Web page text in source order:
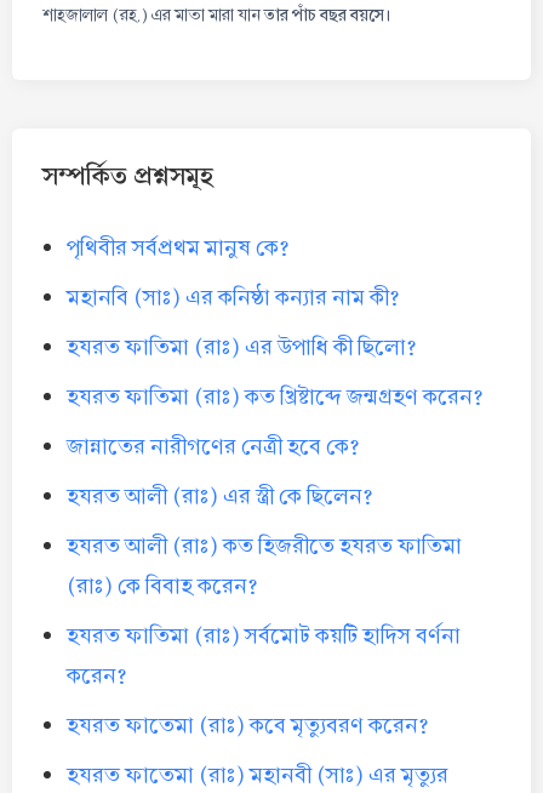
শাহজালাল (রহ.) এর মাতা মারা যানতার পাঁচ বছর বয়সে।
সম্পর্কিত প্রশ্নসমূহ
পৃথিবীর সর্বপ্রথম মানুষ কে?
মহানবি (সাঃ) এর কনিষ্ঠা কন্যার নাম কী?
হযরত ফাতিমা (রাঃ) এর উপাধি কী ছিলো?
হযরত ফাতিমা (রাঃ) কত খ্রিষ্টাব্দে জন্মগ্রহণ করেন?
জান্নাতের নারীগণের নেত্রী হবে কে?
হযরত আলী (রাঃ) এর স্ত্রী কে ছিলেন?
হযরত আলী (রাঃ) কত হিজরীতে হযরত ফাতিমা
(রাঃ) কে বিবাহ করেন?
হযরত ফাতিমা (রাঃ) সর্বমোট কয়টি হাদিস বর্ণনা
করেন?
হযরত ফাতেমা (রাঃ) কবে মৃত্যুবরণ করেন?
হযরত ফাতেমা (রাঃ) মহানবী (সাঃ) এর মৃত্যুর